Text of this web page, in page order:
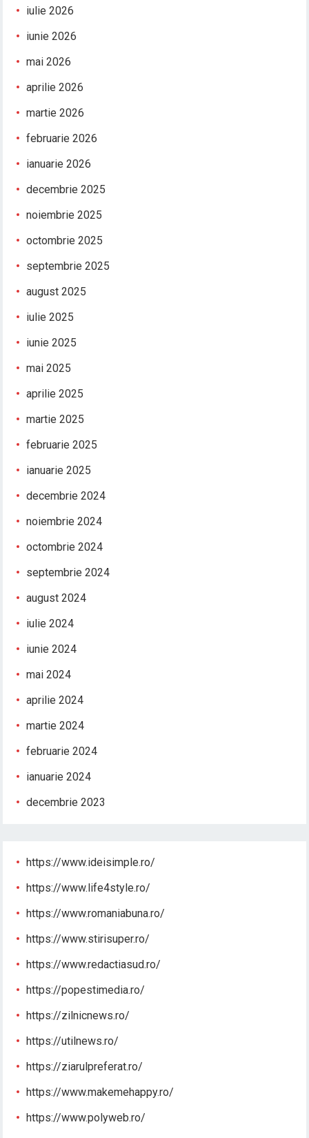
iulie 2026
iunie 2026
mai 2026
aprilie 2026
martie 2026
februarie 2026
ianuarie 2026
decembrie 2025
noiembrie 2025
octombrie 2025
septembrie 2025
august 2025
iulie 2025
iunie 2025
mai 2025
aprilie 2025
martie 2025
februarie 2025
ianuarie 2025
decembrie 2024
noiembrie 2024
octombrie 2024
septembrie 2024
august 2024
iulie 2024
iunie 2024
mai 2024
aprilie 2024
martie 2024
februarie 2024
ianuarie 2024
decembrie 2023
https://www.ideisimple.ro/
https://www.life4style.ro/
https://www.romaniabuna.ro/
https://www.stirisuper.ro/
https://www.redactiasud.ro/
https://popestimedia.ro/
https://zilnicnews.ro/
https://utilnews.ro/
https://ziarulpreferat.ro/
https://www.makemehappy.ro/
https://www.polyweb.ro/